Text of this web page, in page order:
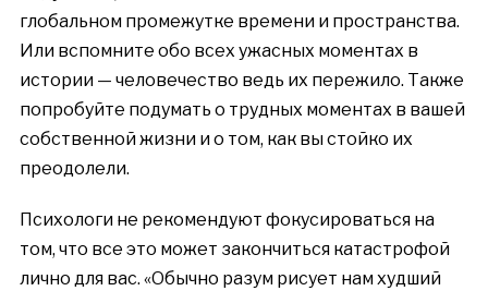
глобальном промежутке времени и пространства.
Или вспомните обо всех ужасных моментах в
истории — человечество ведь их пережило. Также
попробуйте подумать о трудных моментах в вашей
собственной жизни и о том, как вы стойко их
преодолели.
Психологи не рекомендуют фокусироваться на
том, что все это может закончиться катастрофой
лично для вас. «Обычно разум рисует нам худший